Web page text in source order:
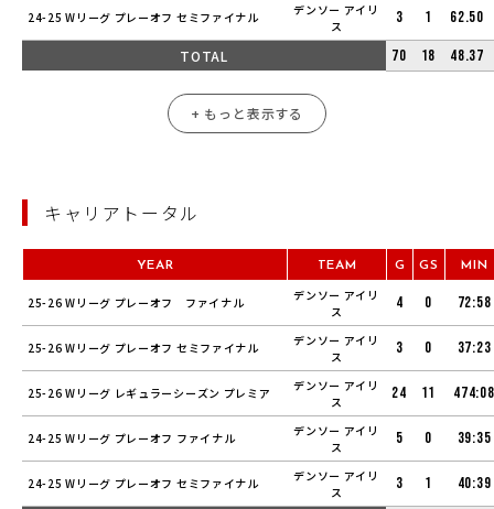
24-25 Wリーグ プレーオフ セミファイナル
デンソー アイリ
ス
3 1 62.50
TOTAL 70 18 48.37
+ もっと表示する
キャリアトータル
YEAR TEAM G GS MIN
25-26 Wリーグ プレーオフ ファイナル
デンソー アイリ
ス
4 0 72:58
25-26 Wリーグ プレーオフ セミファイナル
デンソー アイリ
ス
3 0 37:23
25-26 Wリーグ レギュラーシーズン プレミア
デンソー アイリ
ス
24 11 474:08
24-25 Wリーグ プレーオフ ファイナル
デンソー アイリ
ス
5 0 39:35
24-25 Wリーグ プレーオフ セミファイナル
デンソー アイリ
ス
3 1 40:39